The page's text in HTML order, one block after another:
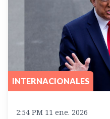
INTERNACIONALES
2:54 PM 11 ene. 2026